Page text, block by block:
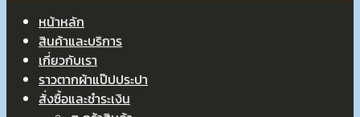
หน้าหลัก
สินค้าและบริการ
เกี่ยวกับเรา
ราวตากผ้าแป๊ปประปา
สั่งซื้อและชำระเงิน